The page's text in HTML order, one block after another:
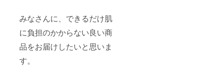
みなさんに、できるだけ肌
に負担のかからない良い商
品をお届けしたいと思いま
す。